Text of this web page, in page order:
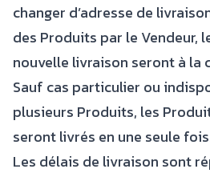
changer d’adresse de
des Produits par le Vendeur,
nouvelle livraison seront à la
Sauf cas particulier ou
plusieurs Produits, les
seront livrés en une seule
Les délais de livraison sont